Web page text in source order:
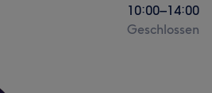
10:00–14:00
Geschlossen